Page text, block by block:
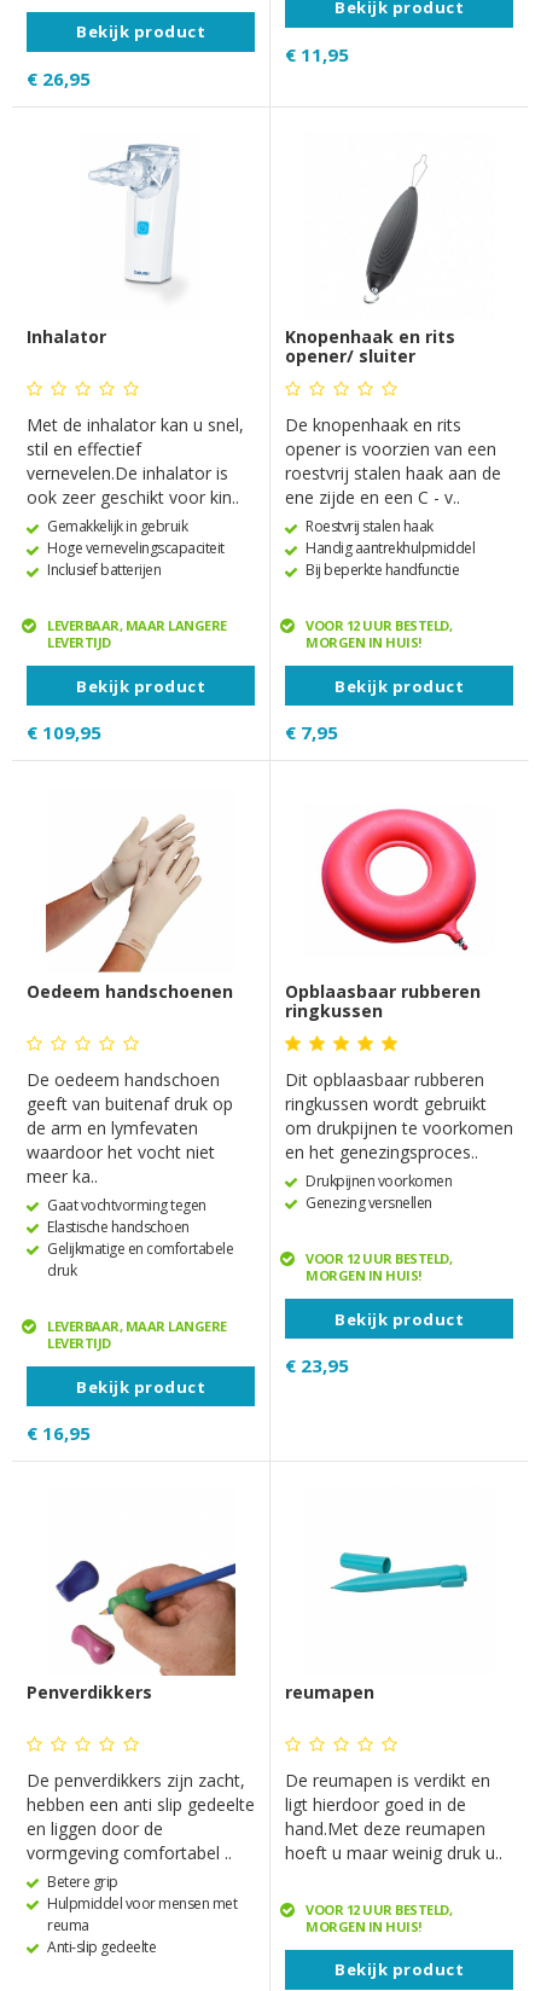
Bekijk product
€ 26,95
Bekijk product
€ 11,95
Inhalator
Met de inhalator kan u snel,
stil en effectief
vernevelen.De inhalator is
ook zeer geschikt voor kin..
Gemakkelijk in gebruik
Hoge vernevelingscapaciteit
Inclusief batterijen
LEVERBAAR, MAAR LANGERE
LEVERTIJD
Bekijk product
€ 109,95
Knopenhaak en rits
opener/ sluiter
De knopenhaak en rits
opener is voorzien van een
roestvrij stalen haak aan de
ene zijde en een C - v..
Roestvrij stalen haak
Handig aantrekhulpmiddel
Bij beperkte handfunctie
VOOR 12 UUR BESTELD,
MORGEN IN HUIS!
Bekijk product
€ 7,95
Oedeem handschoenen
De oedeem handschoen
geeft van buitenaf druk op
de arm en lymfevaten
waardoor het vocht niet
meer ka..
Gaat vochtvorming tegen
Elastische handschoen
Gelijkmatige en comfortabele
druk
LEVERBAAR, MAAR LANGERE
LEVERTIJD
Bekijk product
€ 16,95
Opblaasbaar rubberen
ringkussen
Dit opblaasbaar rubberen
ringkussen wordt gebruikt
om drukpijnen te voorkomen
en het genezingsproces..
Drukpijnen voorkomen
Genezing versnellen
VOOR 12 UUR BESTELD,
MORGEN IN HUIS!
Bekijk product
€ 23,95
Penverdikkers
De penverdikkers zijn zacht,
hebben een anti slip gedeelte
en liggen door de
vormgeving comfortabel ..
Betere grip
Hulpmiddel voor mensen met
reuma
Anti-slip gedeelte
reumapen
De reumapen is verdikt en
ligt hierdoor goed in de
hand.Met deze reumapen
hoeft u maar weinig druk u..
VOOR 12 UUR BESTELD,
MORGEN IN HUIS!
Bekijk product